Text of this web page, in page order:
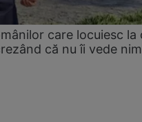
care locuiesc la
că nu îi vede